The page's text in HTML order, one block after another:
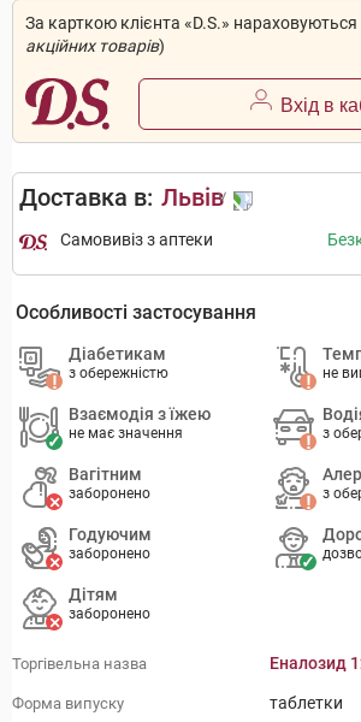
За карткою клієнта «D.S.» нараховуються
акційних товарів)
Вхід в
Доставка в: Львів
Самовивіз з аптеки
Особливості застосування
Діабетикам
з обережністю не
Взаємодія з їжею
не має значення з
Вагітним
заборонено з
Годуючим
заборонено
Дітям
заборонено
Торгівельна назва Еналозид
Форма випуску таблетки